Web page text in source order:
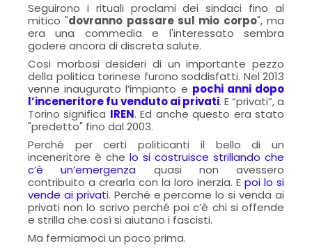
Seguirono i rituali proclami dei sindaci fino al
mitico "dovranno passare sul mio corpo", ma
era una commedia e l'interessato sembra
godere ancora di discreta salute.
Cosi morbosi desideri di un importante pezzo
della politica torinese furono soddisfatti. Nel 2013
venne inaugurato l’impianto e pochi anni dopo
l’inceneritore fu venduto ai privati. E “privati”, a
Torino significa IREN. Ed anche questo era stato
"predetto" fino dal 2003.
Perché per certi politicanti il bello di un
inceneritore è che lo si costruisce strillando che
c’è un’emergenza quasi non avessero
contribuito a crearla con la loro inerzia. E poi lo si
vende ai privati. Perché e percome lo si venda ai
privati non lo scrivo perché poi c’è chi si offende
e strilla che così si aiutano i fascisti.
Ma fermiamoci un poco prima.